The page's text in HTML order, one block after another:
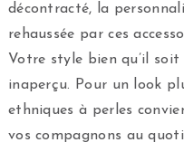
décontracté, la
rehaussée par ces
Votre style bien qu’il
inaperçu. Pour un look
ethniques à perles
vos compagnons au